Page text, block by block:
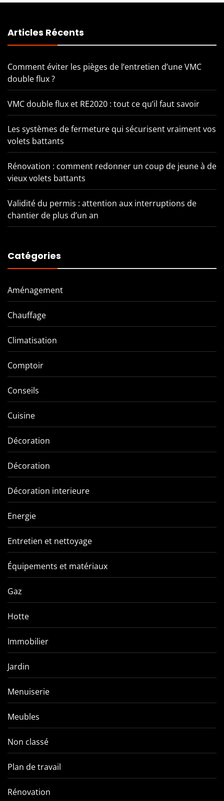
Articles Récents
Comment éviter les pièges de l’entretien d’une VMC
double flux ?
VMC double flux et RE2020 : tout ce qu’il faut savoir
Les systèmes de fermeture qui sécurisent vraiment vos
volets battants
Rénovation : comment redonner un coup de jeune à de
vieux volets battants
Validité du permis : attention aux interruptions de
chantier de plus d’un an
Catégories
Aménagement
Chauffage
Climatisation
Comptoir
Conseils
Cuisine
Décoration
Décoration
Décoration interieure
Energie
Entretien et nettoyage
Équipements et matériaux
Gaz
Hotte
Immobilier
Jardin
Menuiserie
Meubles
Non classé
Plan de travail
Rénovation